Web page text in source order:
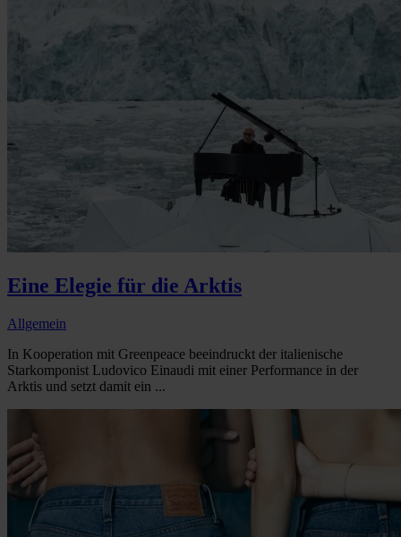
Eine Elegie für die Arktis
Allgemein
In Kooperation mit Greenpeace beeindruckt der italienische
Starkomponist Ludovico Einaudi mit einer Performance in der
Arktis und setzt damit ein ...